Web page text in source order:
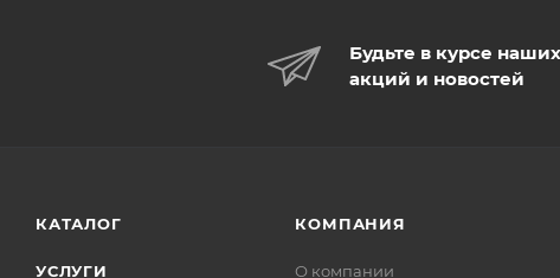
Будьте в курсе наших
акций и новостей
КАТАЛОГ
УСЛУГИ
КОМПАНИЯ
О компании